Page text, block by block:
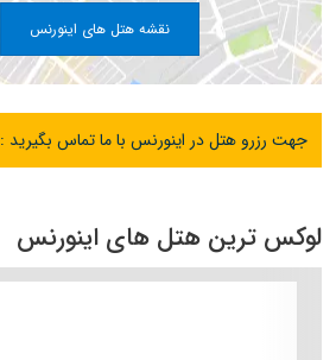
نقشه هتل های اینورنس
جهت رزرو هتل در اینورنس با ما تماس بگیرید :
لوکس ترین هتل های اینورنس